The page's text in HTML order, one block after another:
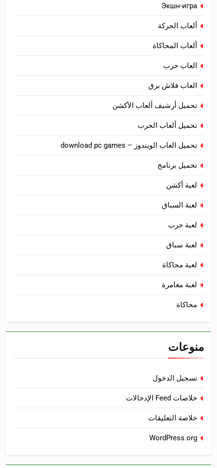
Экшн-игра
ألعاب الحركة
ألعاب المحاكاة
العاب حرب
العاب فلاش برق
تحميل أرشيف ألعاب الأكشن
تحميل ألعاب الحرب
تحميل العاب الويندوز – download pc games
تحميل برنامج
لعبة أكشن
لعبة السباق
لعبة حرب
لعبة سباق
لعبة محاكاة
لعبة مغامرة
محاكاة
منوعات
تسجيل الدخول
خلاصات Feed الإدخالات
خلاصة التعليقات
WordPress.org